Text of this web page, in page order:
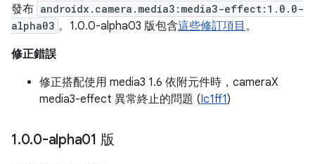
發布 androidx.camera.media3:media3-effect:1.0.0-
alpha03 。1.0.0-alpha03 版包含這些修訂項目 。
修正錯誤
修正搭配使用 media3 1.6 依附元件時，cameraX
media3-effect 異常終止的問題 (Ic1ff1)
1.0.0-alpha01 版